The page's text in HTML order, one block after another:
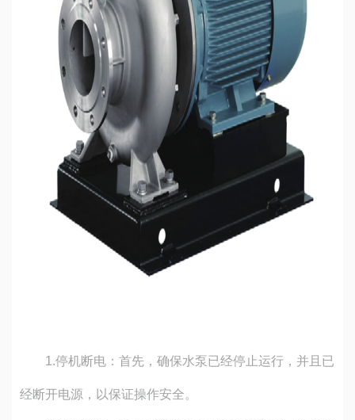
1.停机断电：首先，确保水泵已经停止运行，并且已
经断开电源，以保证操作安全。